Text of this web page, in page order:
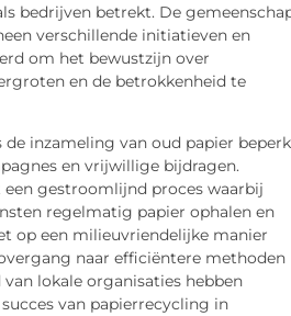
bedrijven betrekt. De
verschillende initiatieven en
om het bewustzijn over
en de betrokkenheid te
de inzameling van oud papier
en vrijwillige bijdragen.
gestroomlijnd proces waarbij
regelmatig papier ophalen en
op een milieuvriendelijke manier
naar efficiëntere methoden
lokale organisaties hebben
van papierrecycling in